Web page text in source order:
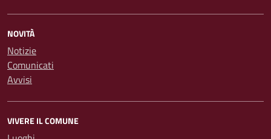
NOVITÀ
Notizie
Comunicati
Avvisi
VIVERE IL COMUNE